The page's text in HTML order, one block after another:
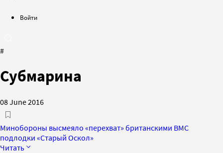
Войти
#
Субмарина
08 June 2016
Минобороны высмеяло «перехват» британскими ВМС
подлодки «Старый Оскол»
Читать